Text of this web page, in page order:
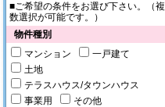
■ご希望の条件をお選び下さい。（複
数選択が可能です。）
物件種別
マンション
一戸建て
土地
テラスハウス/タウンハウス
事業用
その他